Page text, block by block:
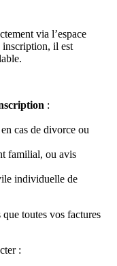
via l’espace
il est
:
cas de divorce ou
familial, ou avis
individuelle de
toutes vos factures
: